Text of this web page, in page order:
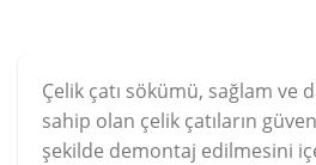
Çelik çatı sökümü, sağlam ve
sahip olan çelik çatıların
şekilde demontaj edilmesini